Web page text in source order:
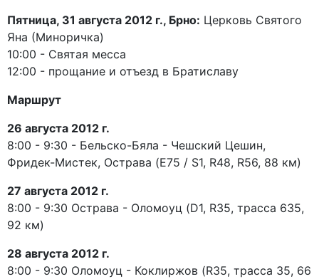
Пятница, 31 августа 2012 г., Брно: Церковь Святого
Яна (Миноричка)
10:00 - Святая месса
12:00 - прощание и отъезд в Братиславу
Маршрут
26 августа 2012 г.
8:00 - 9:30 - Бельско-Бяла - Чешский Цешин,
Фридек-Мистек, Острава (E75 / S1, R48, R56, 88 км)
27 августа 2012 г.
8:00 - 9:30 Острава - Оломоуц (D1, R35, трасса 635,
92 км)
28 августа 2012 г.
8:00 - 9:30 Оломоуц - Коклиржов (R35, трасса 35, 66